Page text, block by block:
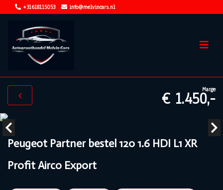
+31618115053 info@melvincars.nl
Marge
€ 1.450,-
Peugeot Partner bestel 120 1.6 HDI L1 XR
Profit Airco Export